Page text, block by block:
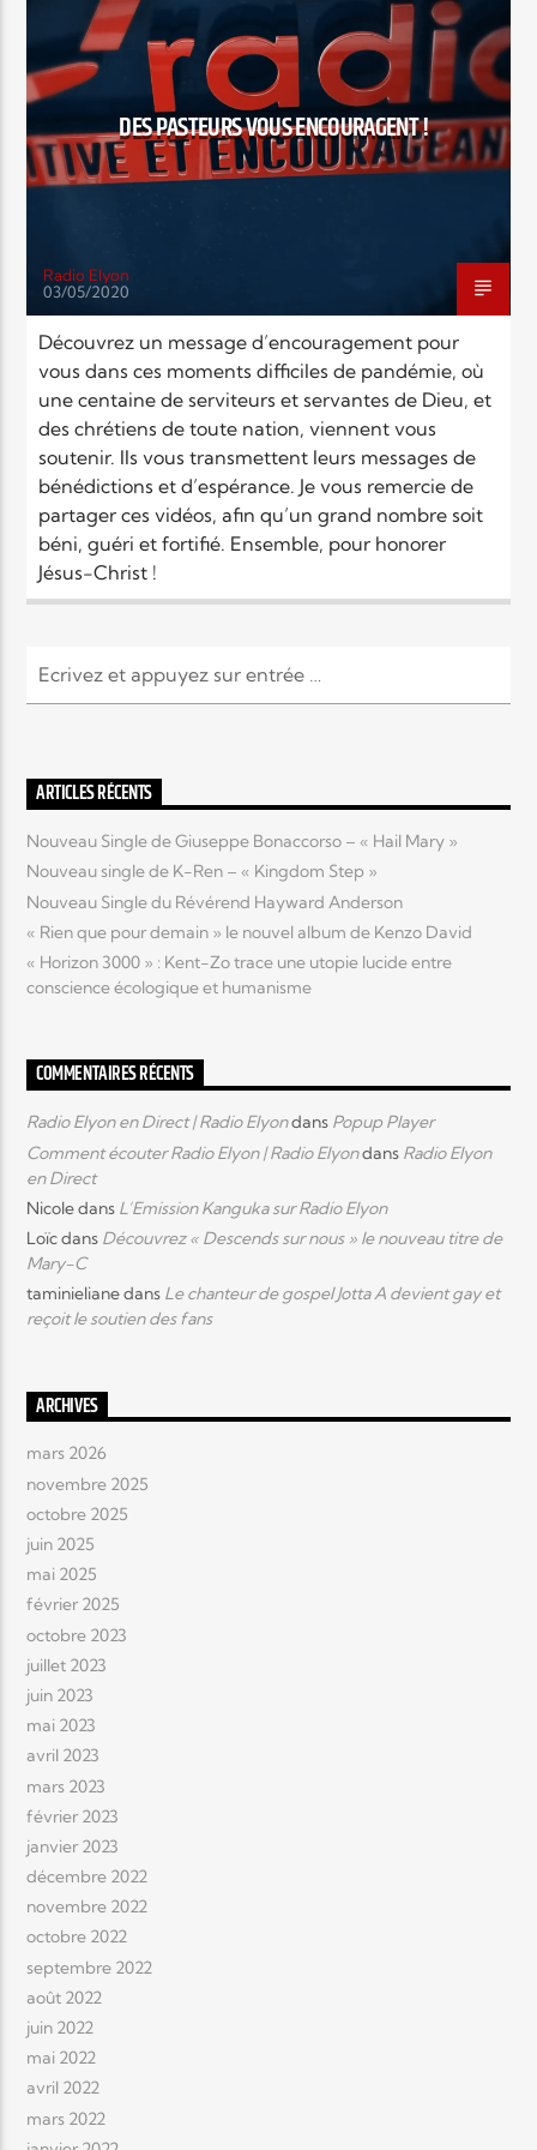
Elyon Live
Elyon Kids
MONDE RELIGIONS
DES PASTEURS VOUS ENCOURAGENT !
Radio Elyon
03/05/2020
Découvrez un message d’encouragement pour
vous dans ces moments difficiles de pandémie, où
une centaine de serviteurs et servantes de Dieu, et
des chrétiens de toute nation, viennent vous
soutenir. Ils vous transmettent leurs messages de
bénédictions et d’espérance. Je vous remercie de
partager ces vidéos, afin qu’un grand nombre soit
béni, guéri et fortifié. Ensemble, pour honorer
Jésus-Christ !
ARTICLES RÉCENTS
Nouveau Single de Giuseppe Bonaccorso – « Hail Mary »
Nouveau single de K-Ren – « Kingdom Step »
Nouveau Single du Révérend Hayward Anderson
« Rien que pour demain » le nouvel album de Kenzo David
« Horizon 3000 » : Kent-Zo trace une utopie lucide entre
conscience écologique et humanisme
COMMENTAIRES RÉCENTS
Radio Elyon en Direct | Radio Elyondans Popup Player
Comment écouter Radio Elyon | Radio Elyondans Radio Elyon
en Direct
Nicoledans L’Emission Kanguka sur Radio Elyon
Loïcdans Découvrez « Descends sur nous » le nouveau titre de
Mary-C
taminielianedans Le chanteur de gospel Jotta A devient gay et
reçoit le soutien des fans
ARCHIVES
mars 2026
novembre 2025
octobre 2025
juin 2025
mai 2025
février 2025
octobre 2023
juillet 2023
juin 2023
mai 2023
avril 2023
mars 2023
février 2023
janvier 2023
décembre 2022
novembre 2022
octobre 2022
septembre 2022
août 2022
juin 2022
mai 2022
avril 2022
mars 2022